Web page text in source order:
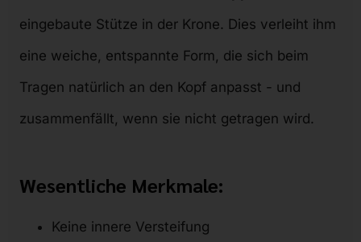
eingebaute Stütze in der Krone. Dies verleiht ihm
eine weiche, entspannte Form, die sich beim
Tragen natürlich an den Kopf anpasst - und
zusammenfällt, wenn sie nicht getragen wird.
Wesentliche Merkmale:
Keine innere Versteifung